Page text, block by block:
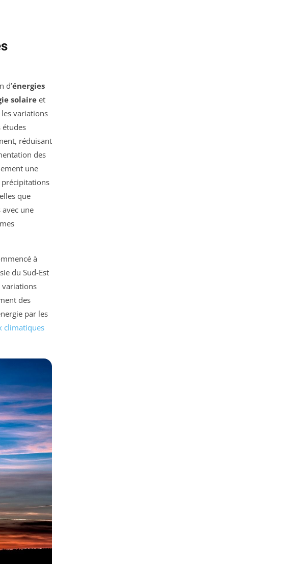
d’énergies
solaire et
variations
études
réduisant
des
une
précipitations
que
une
à
du Sud-Est
variations
des
par les
climatiques